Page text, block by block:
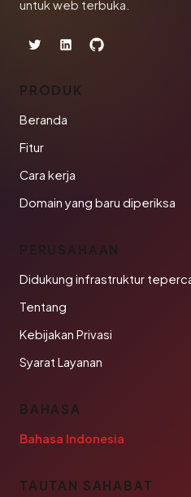
untuk web terbuka.
PRODUK
Beranda
Fitur
Cara kerja
Domain yang baru diperiksa
PERUSAHAAN
Didukung infrastruktur
Tentang
Kebijakan Privasi
Syarat Layanan
BAHASA
Bahasa Indonesia
TAUTAN SAHABAT